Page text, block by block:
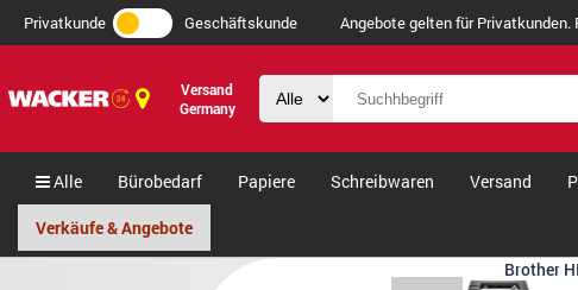
Privatkunde Geschäftskunde Angebote gelten für
Versand
Germany
Alle Bürobedarf Papiere Schreibwaren Versand
Verkäufe & Angebote
Brother